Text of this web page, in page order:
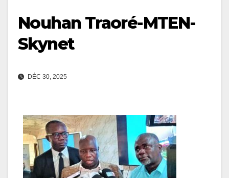
Nouhan Traoré-MTEN-
Skynet
DÉC 30, 2025